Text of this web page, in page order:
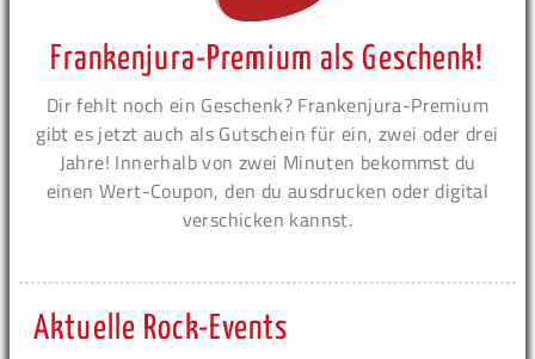
Frankenjura-Premium als Geschenk!
Dir fehlt noch ein Geschenk? Frankenjura-Premium
gibt es jetzt auch als Gutschein für ein, zwei oder drei
Jahre! Innerhalb von zwei Minuten bekommst du
einen Wert-Coupon, den du ausdrucken oder digital
verschicken kannst.
Aktuelle Rock-Events